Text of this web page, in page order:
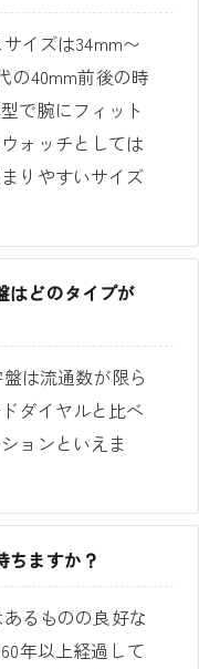
イズは34mm〜
の40mm前後の時
で腕にフィット
ォッチとしては
りやすいサイズ
はどのタイプが
は流通数が限ら
ダイヤルと比べ
ョンといえま
ちますか？
るものの良好な
年以上経過して